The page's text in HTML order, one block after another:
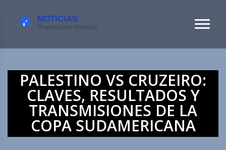
PALESTINO VS CRUZEIRO:
CLAVES, RESULTADOS Y
TRANSMISIONES DE LA
COPA SUDAMERICANA